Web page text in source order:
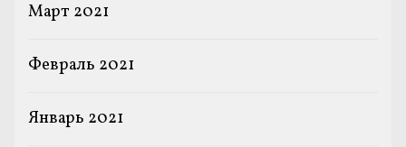
Март 2021
Февраль 2021
Январь 2021